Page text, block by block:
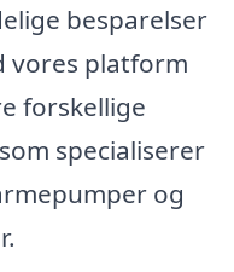
besparelser
vores platform
forskellige
specialiserer
og